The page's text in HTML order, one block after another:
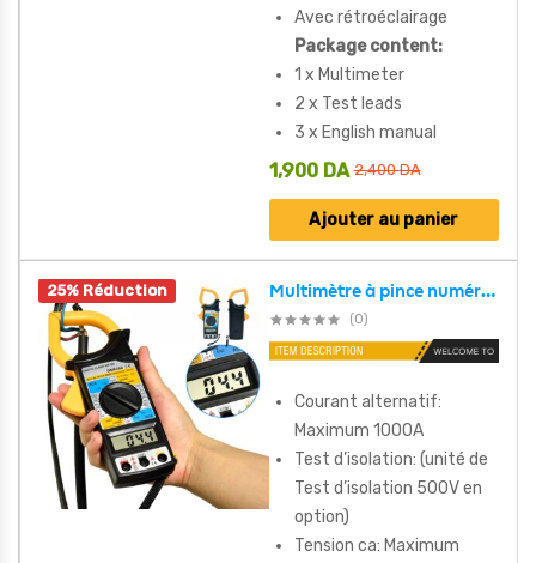
Avec rétroéclairage
Package content:
1 x Multimeter
2 x Test leads
3 x English manual
2,400DA
1,900 DA
Ajouter au panier
25% Réduction Multimètre à pince numérique Portable DM-6266
(0)
Courant alternatif:
Maximum 1000A
Test d’isolation: (unité de
Test d’isolation 500V en
option)
Tension ca: Maximum